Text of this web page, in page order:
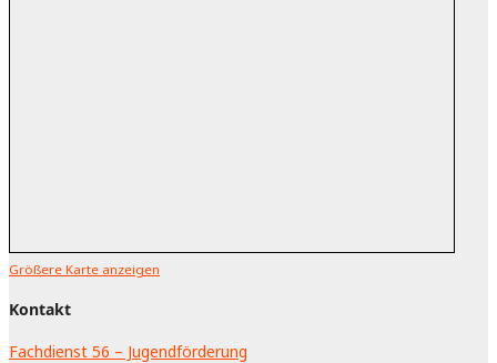
Größere Karte anzeigen
Kontakt
Fachdienst 56 – Jugendförderung